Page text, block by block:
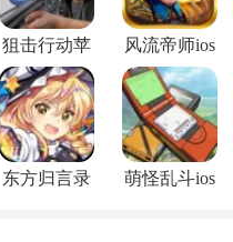
狙击行动苹
果版苹果版
风流帝师ios
版
东方归言录
萌怪乱斗ios